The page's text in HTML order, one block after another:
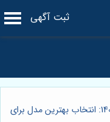
ثبت آگهی
⭐️ راهنمای جامع خرید ترازو محک در سال 1403: انتخاب بهترین مدل برای